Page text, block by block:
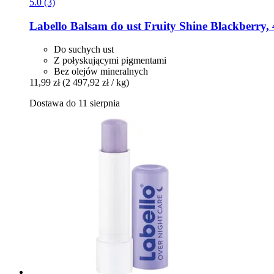
Labello Balsam do ust Fruity Shine Blackberry,
Do suchych ust
Z połyskującymi pigmentami
Bez olejów mineralnych
11,99 zł (2 497,92 zł / kg)
Dostawa do 11 sierpnia